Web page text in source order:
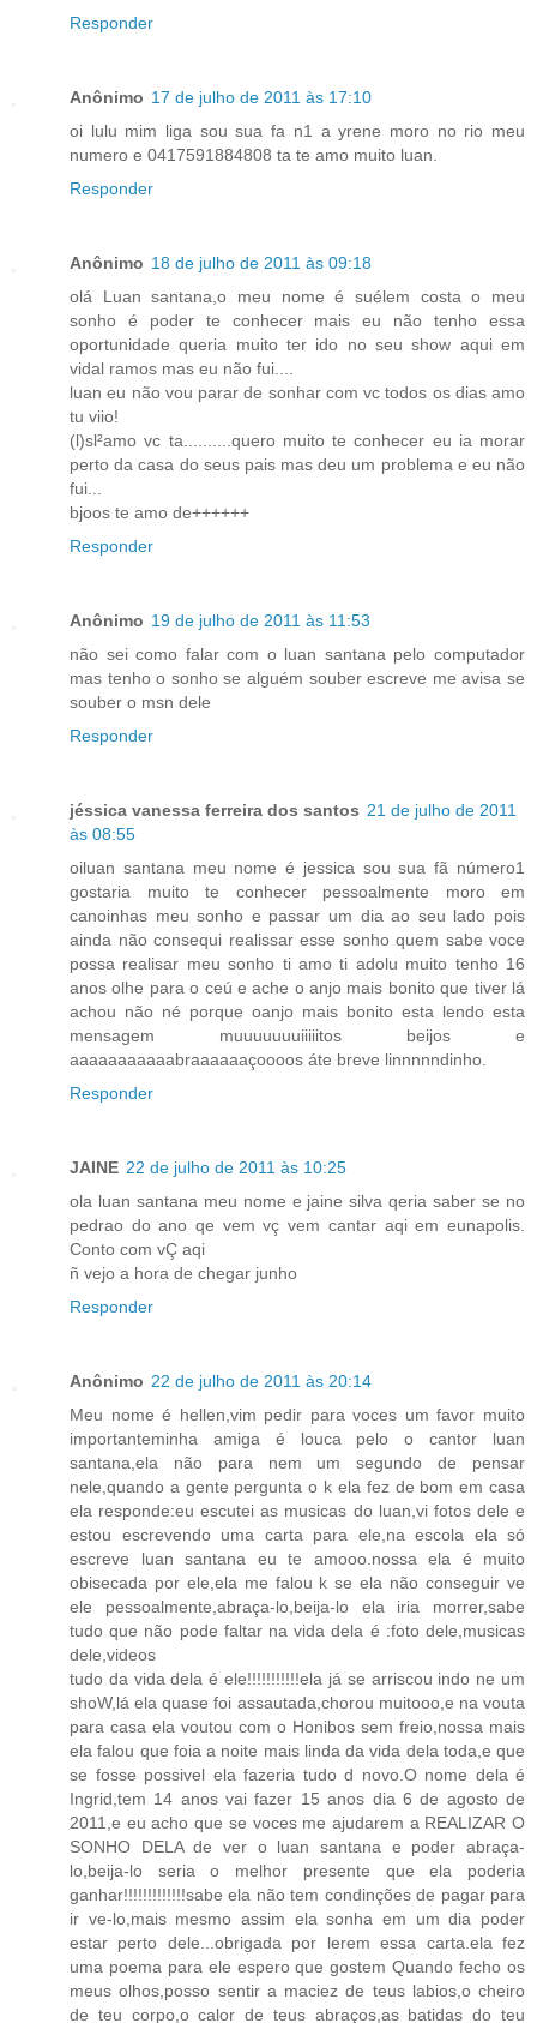
Responder
Anônimo 17 de julho de 2011 às 17:10
oi lulu mim liga sou sua fa n1 a yrene moro no rio meu
numero e 0417591884808 ta te amo muito luan.
Responder
Anônimo 18 de julho de 2011 às 09:18
olá Luan santana,o meu nome é suélem costa o meu
sonho é poder te conhecer mais eu não tenho essa
oportunidade queria muito ter ido no seu show aqui em
vidal ramos mas eu não fui....
luan eu não vou parar de sonhar com vc todos os dias amo
tu viio!
(l)sl²amo vc ta..........quero muito te conhecer eu ia morar
perto da casa do seus pais mas deu um problema e eu não
fui...
bjoos te amo de++++++
Responder
Anônimo 19 de julho de 2011 às 11:53
não sei como falar com o luan santana pelo computador
mas tenho o sonho se alguém souber escreve me avisa se
souber o msn dele
Responder
jéssica vanessa ferreira dos santos 21 de julho de 2011
às 08:55
oiluan santana meu nome é jessica sou sua fã número1
gostaria muito te conhecer pessoalmente moro em
canoinhas meu sonho e passar um dia ao seu lado pois
ainda não consequi realissar esse sonho quem sabe voce
possa realisar meu sonho ti amo ti adolu muito tenho 16
anos olhe para o ceú e ache o anjo mais bonito que tiver lá
achou não né porque oanjo mais bonito esta lendo esta
mensagem muuuuuuuiiiiitos beijos e
aaaaaaaaaaabraaaaaaçoooos áte breve linnnnndinho.
Responder
JAINE 22 de julho de 2011 às 10:25
ola luan santana meu nome e jaine silva qeria saber se no
pedrao do ano qe vem vç vem cantar aqi em eunapolis.
Conto com vÇ aqi
ñ vejo a hora de chegar junho
Responder
Anônimo 22 de julho de 2011 às 20:14
Meu nome é hellen,vim pedir para voces um favor muito
importanteminha amiga é louca pelo o cantor luan
santana,ela não para nem um segundo de pensar
nele,quando a gente pergunta o k ela fez de bom em casa
ela responde:eu escutei as musicas do luan,vi fotos dele e
estou escrevendo uma carta para ele,na escola ela só
escreve luan santana eu te amooo.nossa ela é muito
obisecada por ele,ela me falou k se ela não conseguir ve
ele pessoalmente,abraça-lo,beija-lo ela iria morrer,sabe
tudo que não pode faltar na vida dela é :foto dele,musicas
dele,videos
tudo da vida dela é ele!!!!!!!!!!!ela já se arriscou indo ne um
shoW,lá ela quase foi assautada,chorou muitooo,e na vouta
para casa ela voutou com o Honibos sem freio,nossa mais
ela falou que foia a noite mais linda da vida dela toda,e que
se fosse possivel ela fazeria tudo d novo.O nome dela é
Ingrid,tem 14 anos vai fazer 15 anos dia 6 de agosto de
2011,e eu acho que se voces me ajudarem a REALIZAR O
SONHO DELA de ver o luan santana e poder abraça-
lo,beija-lo seria o melhor presente que ela poderia
ganhar!!!!!!!!!!!!!sabe ela não tem condinções de pagar para
ir ve-lo,mais mesmo assim ela sonha em um dia poder
estar perto dele...obrigada por lerem essa carta.ela fez
uma poema para ele espero que gostem Quando fecho os
meus olhos,posso sentir a maciez de teus labios,o cheiro
de teu corpo,o calor de teus abraços,as batidas do teu